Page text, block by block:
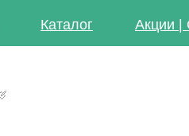
Каталог Акции |